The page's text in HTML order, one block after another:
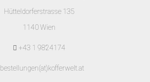
Hütteldorferstrasse 135
1140 Wien
+43 1 9824174
bestellungen(at)kofferwelt.at